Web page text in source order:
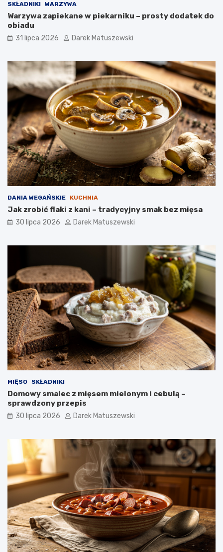
SKŁADNIKI WARZYWA
Warzywa zapiekane w piekarniku – prosty dodatek do
obiadu
31 lipca 2026 Darek Matuszewski
DANIA WEGAŃSKIE KUCHNIA
Jak zrobić flaki z kani – tradycyjny smak bez mięsa
30 lipca 2026 Darek Matuszewski
MIĘSO SKŁADNIKI
Domowy smalec z mięsem mielonym i cebulą –
sprawdzony przepis
30 lipca 2026 Darek Matuszewski